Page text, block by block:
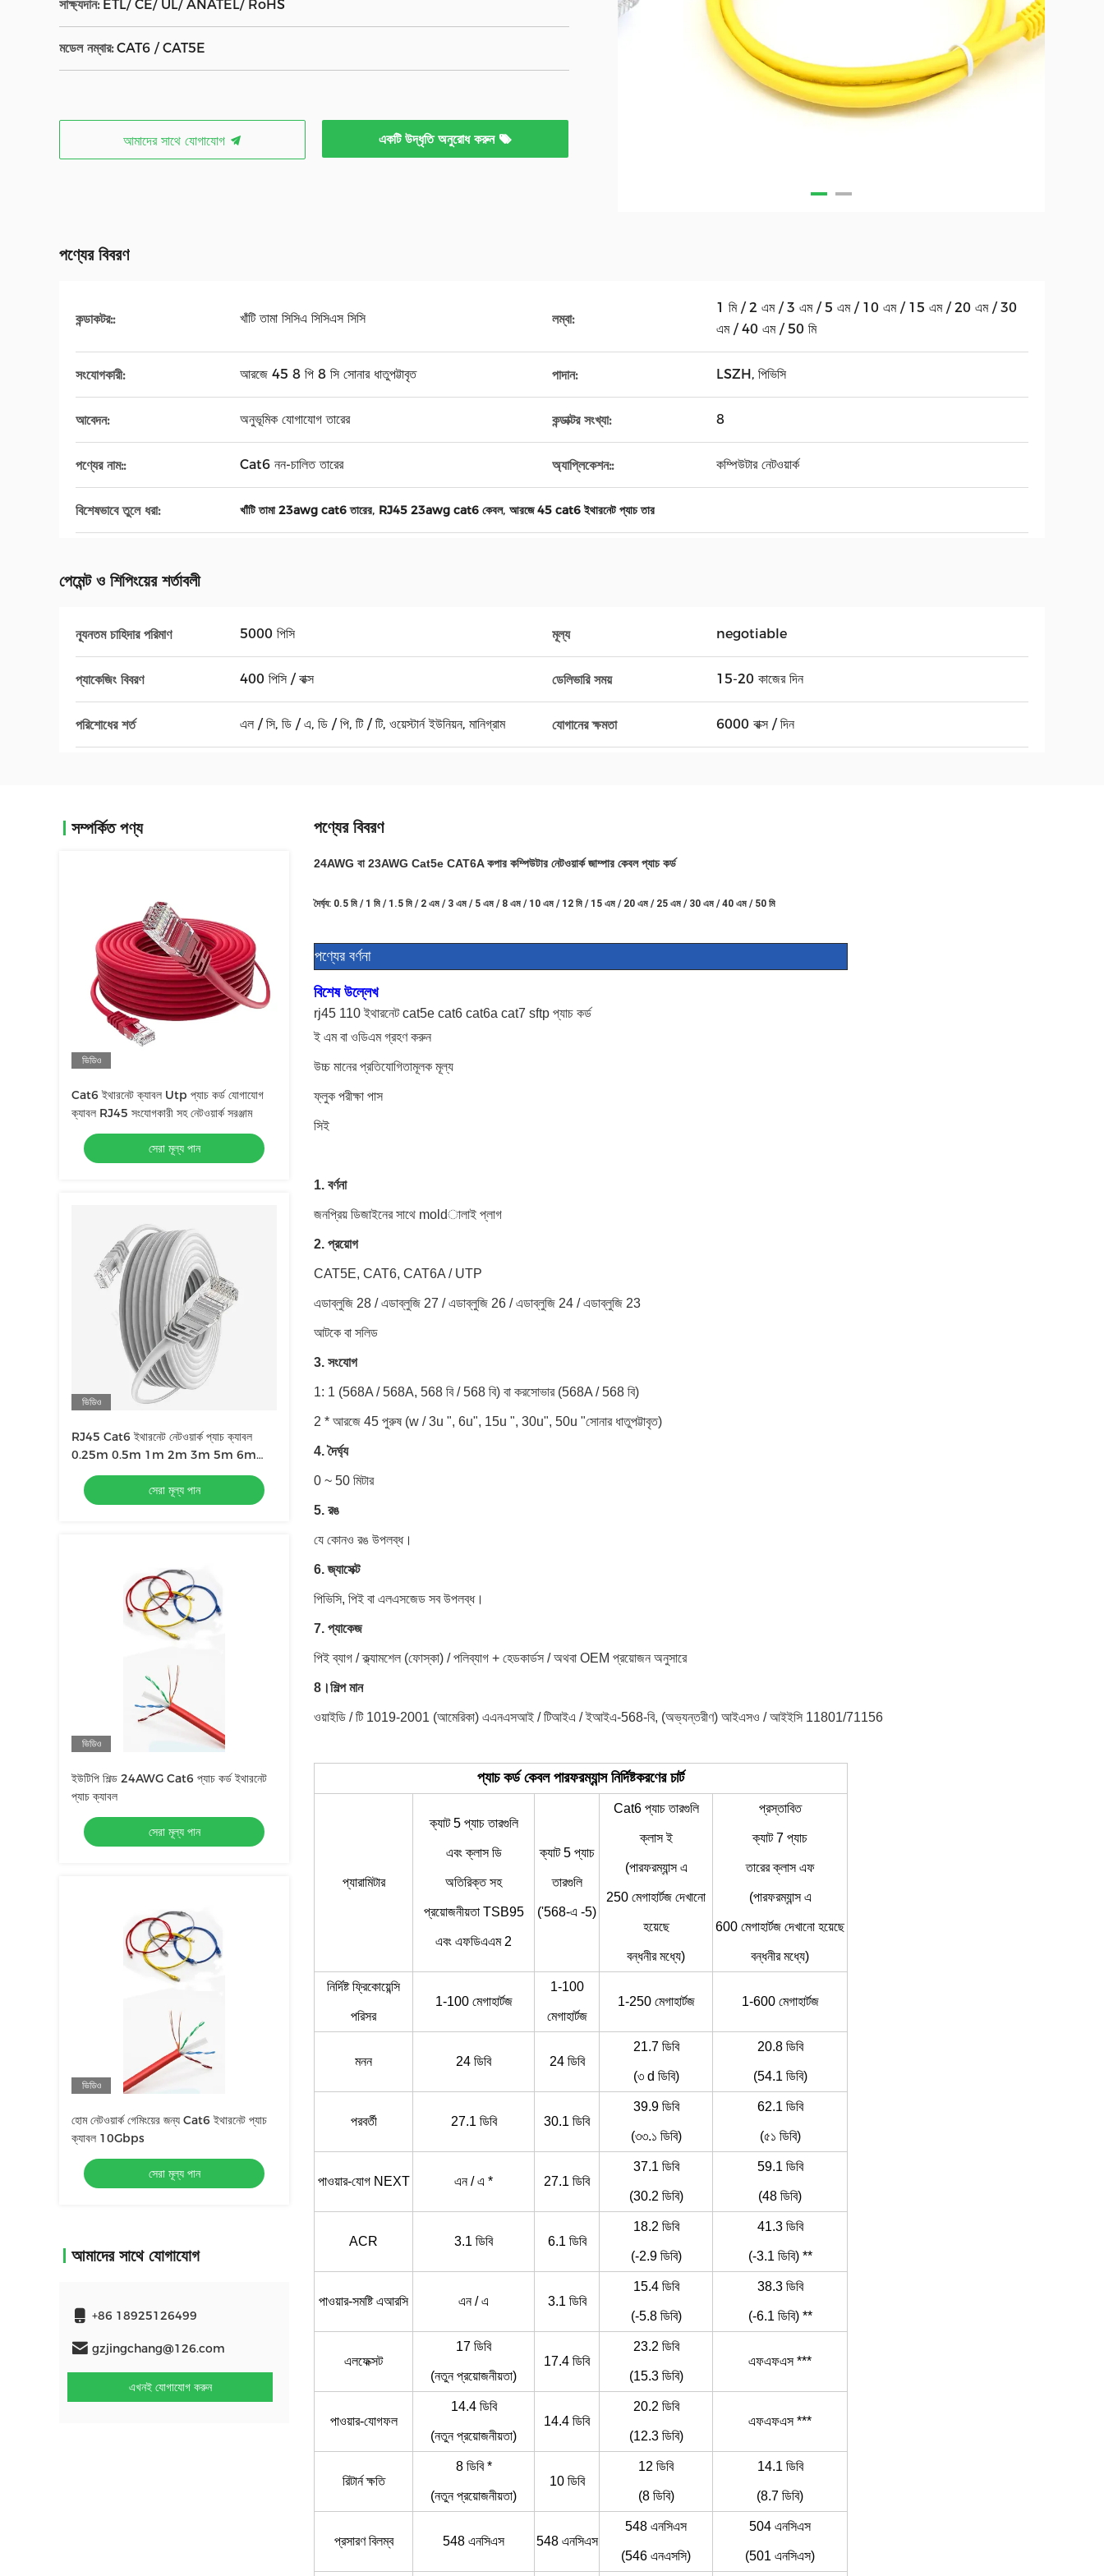
সাক্ষ্যদান: ETL/ CE/ UL/ ANATEL/ RoHS
মডেল নম্বার: CAT6 / CAT5E
আমাদের সাথে যোগাযোগ একটি উদ্ধৃতি অনুরোধ করুন
পণ্যের বিবরণ
কন্ডাকটর:: খাঁটি তামা সিসিএ সিসিএস সিসি লম্বা:
1 মি / 2 এম / 3 এম / 5 এম / 10 এম / 15 এম / 20 এম / 30
এম / 40 এম / 50 মি
সংযোগকারী: আরজে 45 8 পি 8 সি সোনার ধাতুপট্টাবৃত পাদান: LSZH, পিভিসি
আবেদন: অনুভূমিক যোগাযোগ তারের কন্ডাক্টর সংখ্যা: 8
পণ্যের নাম:: Cat6 নন-চালিত তারের অ্যাপ্লিকেশন:: কম্পিউটার নেটওয়ার্ক
বিশেষভাবে তুলে ধরা: খাঁটি তামা 23awg cat6 তারের, RJ45 23awg cat6 কেবল, আরজে 45 cat6 ইথারনেট প্যাচ তার
পেমেন্ট ও শিপিংয়ের শর্তাবলী
ন্যূনতম চাহিদার পরিমাণ 5000 পিসি মূল্য negotiable
প্যাকেজিং বিবরণ 400 পিসি / বাক্স ডেলিভারি সময় 15-20 কাজের দিন
পরিশোধের শর্ত এল / সি, ডি / এ, ডি / পি, টি / টি, ওয়েস্টার্ন ইউনিয়ন, মানিগ্রাম যোগানের ক্ষমতা 6000 বাক্স / দিন
সম্পর্কিত পণ্য
ভিডিও
Cat6 ইথারনেট ক্যাবল Utp প্যাচ কর্ড যোগাযোগ
ক্যাবল RJ45 সংযোগকারী সহ নেটওয়ার্ক সরঞ্জাম
সেরা মূল্য পান
ভিডিও
RJ45 Cat6 ইথারনেট নেটওয়ার্ক প্যাচ ক্যাবল
0.25m 0.5m 1m 2m 3m 5m 6m
10m 20m 30m 40m 50m
সেরা মূল্য পান
ভিডিও
ইউটিপি শিল্ড 24AWG Cat6 প্যাচ কর্ড ইথারনেট
প্যাচ ক্যাবল
সেরা মূল্য পান
ভিডিও
হোম নেটওয়ার্ক গেমিংয়ের জন্য Cat6 ইথারনেট প্যাচ
ক্যাবল 10Gbps
সেরা মূল্য পান
আমাদের সাথে যোগাযোগ
+86 18925126499
gzjingchang@126.com
এখনই যোগাযোগ করুন
পণ্যের বিবরণ
24AWG বা 23AWG Cat5e CAT6A কপার কম্পিউটার নেটওয়ার্ক জাম্পার কেবল প্যাচ কর্ড
দৈর্ঘ্য: 0.5 মি / 1 মি / 1.5 মি / 2 এম / 3 এম / 5 এম / 8 এম / 10 এম / 12 মি / 15 এম / 20 এম / 25 এম / 30 এম / 40 এম / 50 মি
পণ্যের বর্ণনা
বিশেষ উল্লেখ
rj45 110 ইথারনেট cat5e cat6 cat6a cat7 sftp প্যাচ কর্ড
ই এম বা ওডিএম গ্রহণ করুন
উচ্চ মানের প্রতিযোগিতামূলক মূল্য
ফ্লুক পরীক্ষা পাস
সিই
1. বর্ণনা
জনপ্রিয় ডিজাইনের সাথে moldালাই প্লাগ
2. প্রয়োগ
CAT5E, CAT6, CAT6A / UTP
এডাব্লুজি 28 / এডাব্লুজি 27 / এডাব্লুজি 26 / এডাব্লুজি 24 / এডাব্লুজি 23
আটকে বা সলিড
3. সংযোগ
1: 1 (568A / 568A, 568 বি / 568 বি) বা করসোভার (568A / 568 বি)
2 * আরজে 45 পুরুষ (w / 3u ", 6u", 15u ", 30u", 50u "সোনার ধাতুপট্টাবৃত)
4. দৈর্ঘ্য
0 ~ 50 মিটার
5. রঙ
যে কোনও রঙ উপলব্ধ।
6. জ্যাসেক্ট
পিভিসি, পিই বা এলএসজেড সব উপলব্ধ।
7. প্যাকেজ
পিই ব্যাগ / ক্ল্যামশেল (ফোস্কা) / পলিব্যাগ + হেডকার্ডস / অথবা OEM প্রয়োজন অনুসারে
8।শিল্প মান
ওয়াইডি / টি 1019-2001 (আমেরিকা) এএনএসআই / টিআইএ / ইআইএ-568-বি, (অভ্যন্তরীণ) আইএসও / আইইসি 11801/71156
প্যাচ কর্ড কেবল পারফরম্যান্স নির্দিষ্টকরণের চার্ট
প্যারামিটার
ক্যাট 5 প্যাচ তারগুলি
এবং ক্লাস ডি
অতিরিক্ত সহ
প্রয়োজনীয়তা TSB95
এবং এফডিএএম 2
ক্যাট 5 প্যাচ
তারগুলি
('568-এ -5)
Cat6 প্যাচ তারগুলি
ক্লাস ই
(পারফরম্যান্স এ
250 মেগাহার্টজ দেখানো
হয়েছে
বন্ধনীর মধ্যে)
প্রস্তাবিত
ক্যাট 7 প্যাচ
তারের ক্লাস এফ
(পারফরম্যান্স এ
600 মেগাহার্টজ দেখানো হয়েছে
বন্ধনীর মধ্যে)
নির্দিষ্ট ফ্রিকোয়েন্সি
পরিসর
1-100 মেগাহার্টজ
1-100
মেগাহার্টজ
1-250 মেগাহার্টজ 1-600 মেগাহার্টজ
মনন 24 ডিবি 24 ডিবি
21.7 ডিবি
(৩ d ডিবি)
20.8 ডিবি
(54.1 ডিবি)
পরবর্তী 27.1 ডিবি 30.1 ডিবি
39.9 ডিবি
(৩৩.১ ডিবি)
62.1 ডিবি
(৫১ ডিবি)
পাওয়ার-যোগ NEXT এন / এ * 27.1 ডিবি
37.1 ডিবি
(30.2 ডিবি)
59.1 ডিবি
(48 ডিবি)
ACR 3.1 ডিবি 6.1 ডিবি
18.2 ডিবি
(-2.9 ডিবি)
41.3 ডিবি
(-3.1 ডিবি) **
পাওয়ার-সমষ্টি এআরসি এন / এ 3.1 ডিবি
15.4 ডিবি
(-5.8 ডিবি)
38.3 ডিবি
(-6.1 ডিবি) **
এলফেক্সট
17 ডিবি
(নতুন প্রয়োজনীয়তা)
17.4 ডিবি
23.2 ডিবি
(15.3 ডিবি)
এফএফএস ***
পাওয়ার-যোগফল
14.4 ডিবি
(নতুন প্রয়োজনীয়তা)
14.4 ডিবি
20.2 ডিবি
(12.3 ডিবি)
এফএফএস ***
রিটার্ন ক্ষতি
8 ডিবি *
(নতুন প্রয়োজনীয়তা)
10 ডিবি
12 ডিবি
(8 ডিবি)
14.1 ডিবি
(8.7 ডিবি)
প্রসারণ বিলম্ব 548 এনসিএস 548 এনসিএস
548 এনসিএস
(546 এনএসসি)
504 এনসিএস
(501 এনসিএস)